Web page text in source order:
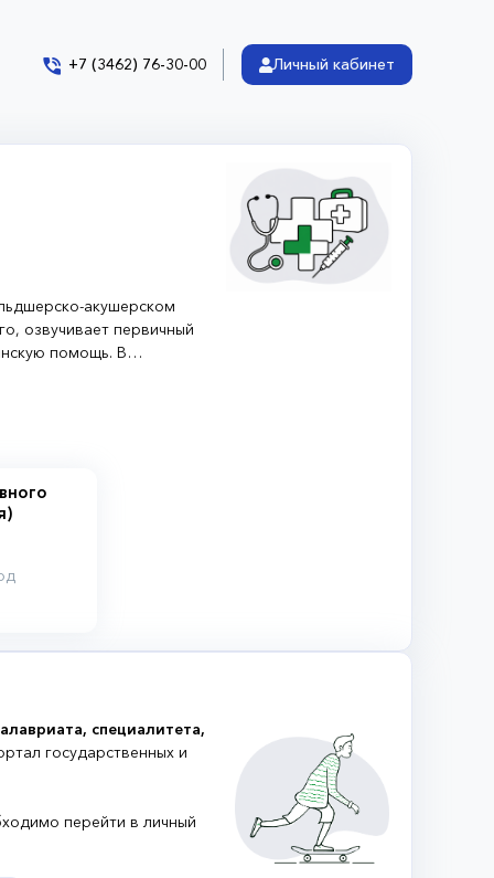
+7 (3462) 76-30-00 Личный кабинет
акушерском
озвучивает первичный
помощь. В
специалитета,
государственных и
перейти в личный